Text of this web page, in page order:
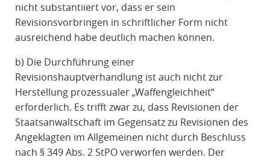
nicht substantiiert vor, dass er sein
Revisionsvorbringen in schriftlicher Form nicht
ausreichend habe deutlich machen können.
b) Die Durchführung einer
Revisionshauptverhandlung ist auch nicht zur
Herstellung prozessualer „Waffengleichheit“
erforderlich. Es trifft zwar zu, dass Revisionen der
Staatsanwaltschaft im Gegensatz zu Revisionen des
Angeklagten im Allgemeinen nicht durch Beschluss
nach § 349 Abs. 2 StPO verworfen werden. Der